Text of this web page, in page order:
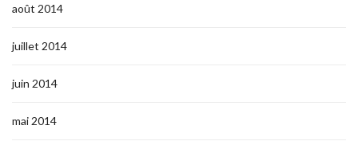
août 2014
juillet 2014
juin 2014
mai 2014